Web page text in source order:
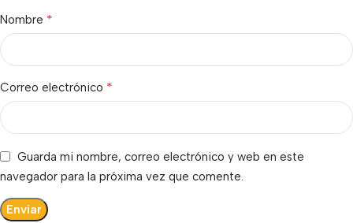
Nombre *
Correo electrónico *
Guarda mi nombre, correo electrónico y web en este
navegador para la próxima vez que comente.